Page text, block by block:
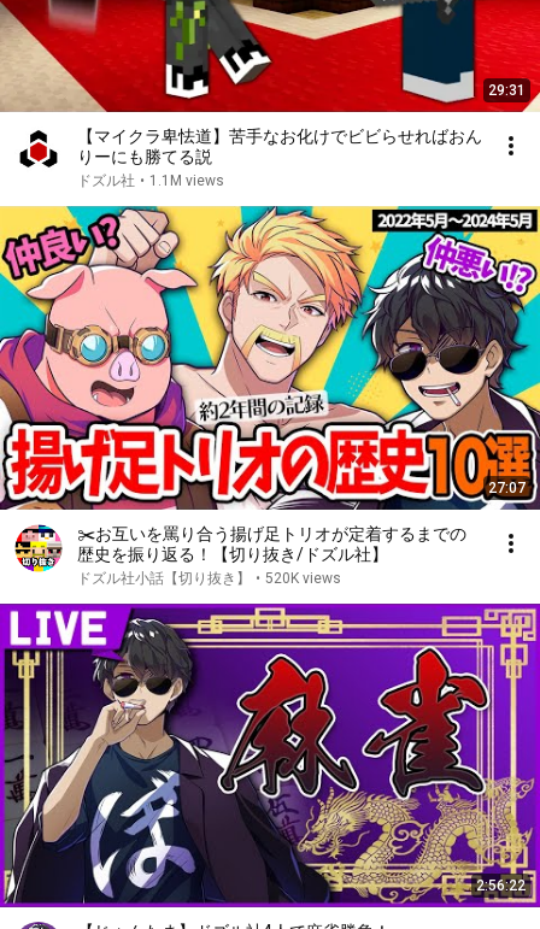
29:31
【マイクラ卑怯道】苦手なお化けでビビらせればおん
りーにも勝てる説
ドズル社 • 1.1M views
27:07
✂️お互いを罵り合う揚げ足トリオが定着するまでの
歴史を振り返る！【切り抜き/ドズル社】
ドズル社小話【切り抜き】 • 520K views
2:56:22